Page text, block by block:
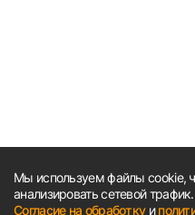
Мы используем файлы cookie,
анализировать сетевой трафик.
Согласие на обработкуи